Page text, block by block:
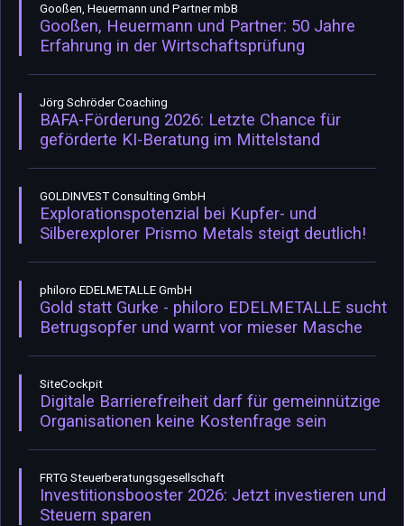
Gooßen, Heuermann und Partner mbB
Gooßen, Heuermann und Partner: 50 Jahre
Erfahrung in der Wirtschaftsprüfung
Jörg Schröder Coaching
BAFA-Förderung 2026: Letzte Chance für
geförderte KI-Beratung im Mittelstand
GOLDINVEST Consulting GmbH
Explorationspotenzial bei Kupfer- und
Silberexplorer Prismo Metals steigt deutlich!
philoro EDELMETALLE GmbH
Gold statt Gurke - philoro EDELMETALLE sucht
Betrugsopfer und warnt vor mieser Masche
SiteCockpit
Digitale Barrierefreiheit darf für gemeinnützige
Organisationen keine Kostenfrage sein
FRTG Steuerberatungsgesellschaft
Investitionsbooster 2026: Jetzt investieren und
Steuern sparen